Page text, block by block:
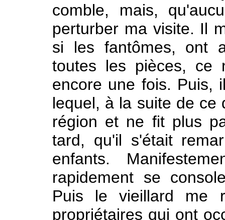
comble, mais,
perturber ma visite. Il
si les fantômes, ont
toutes les pièces, ce
encore une fois. Puis,
lequel, à la suite de ce
région et ne fit plus
tard, qu'il s'était
enfants.
rapidement se
Puis le vieillard me
propriétaires qui ont